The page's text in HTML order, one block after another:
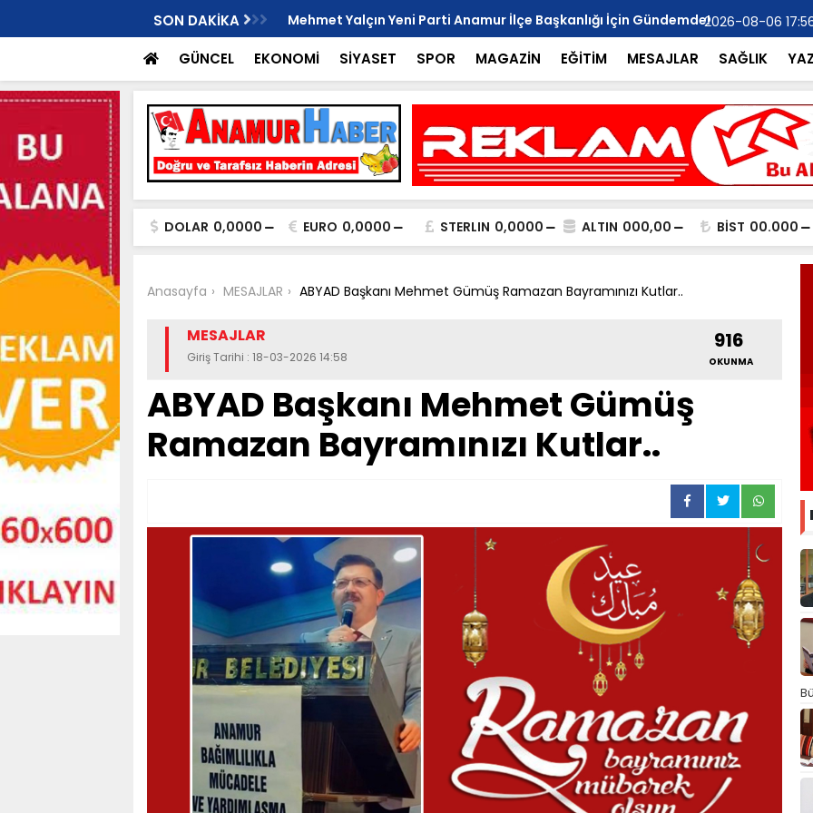
SON DAKİKA
Hayırlı Olsun Ziyareti..
Mehmet Yalçın Yeni Parti Anamur İlçe Başkanlığı İçin Gündemde!
“Başlıyoruz” Paylaşımı Dikkat Çekti
Özel
Dönüştü..
2026-08-06
GÜNCEL EKONOMİ SİYASET SPOR MAGAZİN EĞİTİM MESAJLAR SAĞLIK
DOLAR 0,0000 EURO 0,0000 STERLIN 0,0000 ALTIN 000,00 BİST 00.000
Anasayfa MESAJLAR ABYAD Başkanı Mehmet Gümüş Ramazan Bayramınızı Kutlar..
MESAJLAR
Giriş Tarihi : 18-03-2026 14:58
916
OKUNMA
ABYAD Başkanı Mehmet Gümüş
Ramazan Bayramınızı Kutlar..